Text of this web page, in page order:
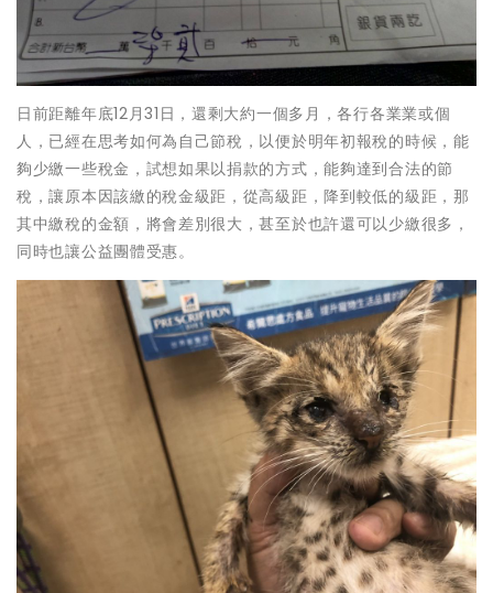
日前距離年底12月31日，還剩大約一個多月，各行各業業或個
人，已經在思考如何為自己節稅，以便於明年初報稅的時候，能
夠少繳一些稅金，試想如果以捐款的方式，能夠達到合法的節
稅，讓原本因該繳的稅金級距，從高級距，降到較低的級距，那
其中繳稅的金額，將會差別很大，甚至於也許還可以少繳很多，
同時也讓公益團體受惠。